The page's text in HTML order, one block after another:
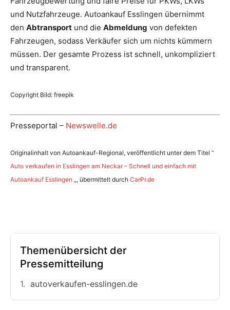
und Nutzfahrzeuge. Autoankauf Esslingen übernimmt
den Abtransport und die Abmeldung von defekten
Fahrzeugen, sodass Verkäufer sich um nichts kümmern
müssen. Der gesamte Prozess ist schnell, unkompliziert
und transparent.
Copyright Bild: freepik
Presseportal – Newswelle.de
Originalinhalt von Autoankauf-Regional, veröffentlicht unter dem Titel “
Auto verkaufen in Esslingen am Neckar – Schnell und einfach mit
Autoankauf Esslingen „, übermittelt durch CarPr.de
Themenübersicht der
Pressemitteilung
autoverkaufen-esslingen.de